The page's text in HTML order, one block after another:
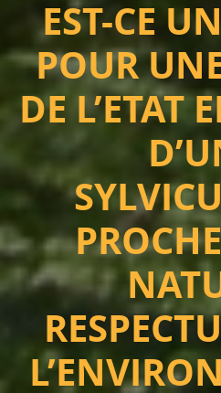
EST-CE
POUR
DE L’ETAT